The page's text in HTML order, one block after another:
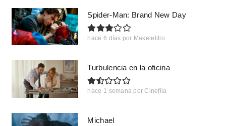
Spider-Man: Brand New Day
hace 6 días por Makelelillo
Turbulencia en la oficina
hace 1 semana por Cinefila
Michael